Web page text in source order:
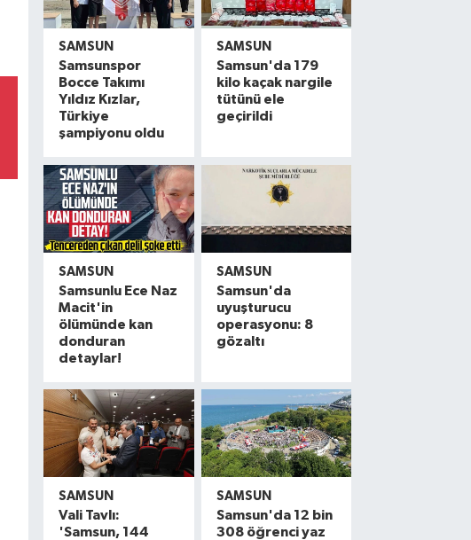
SAMSUN
Samsunspor
Bocce Takımı
Yıldız Kızlar,
Türkiye
şampiyonu oldu
SAMSUN
Samsun'da 179
kilo kaçak nargile
tütünü ele
geçirildi
SAMSUN
Samsunlu Ece Naz
Macit'in
ölümünde kan
donduran
detaylar!
SAMSUN
Samsun'da
uyuşturucu
operasyonu: 8
gözaltı
SAMSUN
Vali Tavlı:
'Samsun, 144
SAMSUN
Samsun'da 12 bin
308 öğrenci yaz